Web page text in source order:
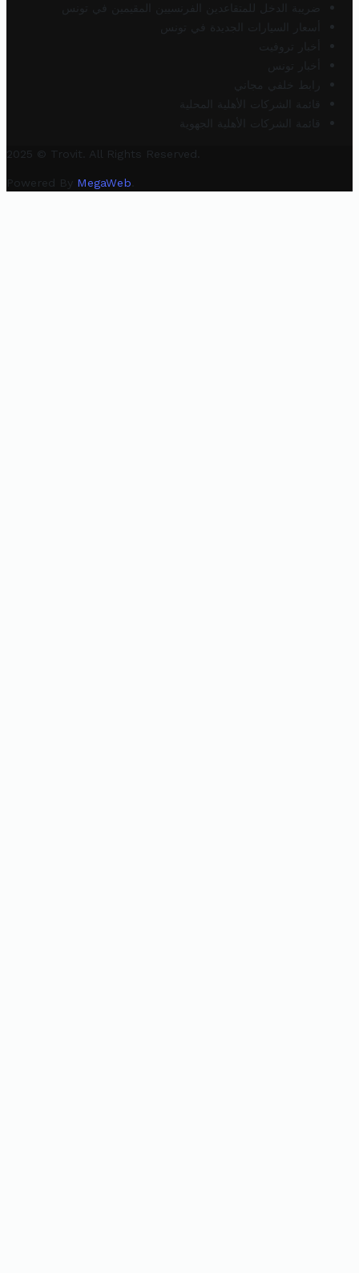
ضريبة الدخل للمتقاعدين الفرنسيين المقيمين في تونس
أسعار السيارات الجديدة في تونس
أخبار تروفيت
أخبار تونس
رابط خلفي مجاني
قائمة الشركات الأهلية المحلية
قائمة الشركات الأهلية الجهوية
2025 © Trovit. All Rights Reserved.
Powered By MegaWeb